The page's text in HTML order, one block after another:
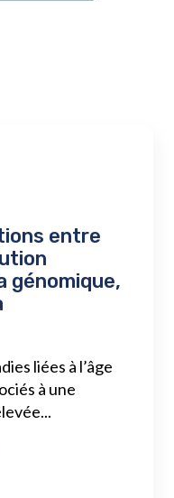
entre
génomique,
liées à l’âge
à une